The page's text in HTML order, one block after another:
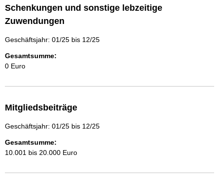
Schenkungen und sonstige lebzeitige
Zuwendungen
Geschäftsjahr: 01/25 bis 12/25
Gesamtsumme:
0 Euro
Mitgliedsbeiträge
Geschäftsjahr: 01/25 bis 12/25
Gesamtsumme:
10.001 bis 20.000 Euro